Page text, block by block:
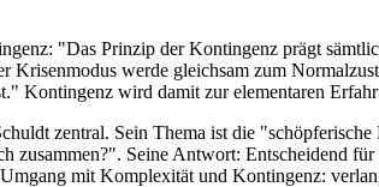
"Das Prinzip der Kontingenz prägt
werde gleichsam zum
Kontingenz wird damit zur elementaren
zentral. Sein Thema ist die
zusammen?". Seine Antwort: Entscheidend
mit Komplexität und Kontingenz: